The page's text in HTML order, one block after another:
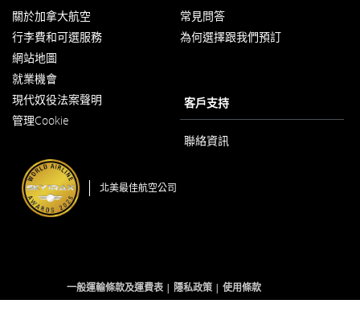
關於加拿大航空
新
行李費和可選服務
網站地圖
就業機會
新
視
窗
現代奴役法案聲明
管理Cookie
常見問答
為何選擇跟我們預訂
客戶支持
聯絡資訊
北美最佳航空公司
一般運輸條款及運費表 隱私政策 使用條款